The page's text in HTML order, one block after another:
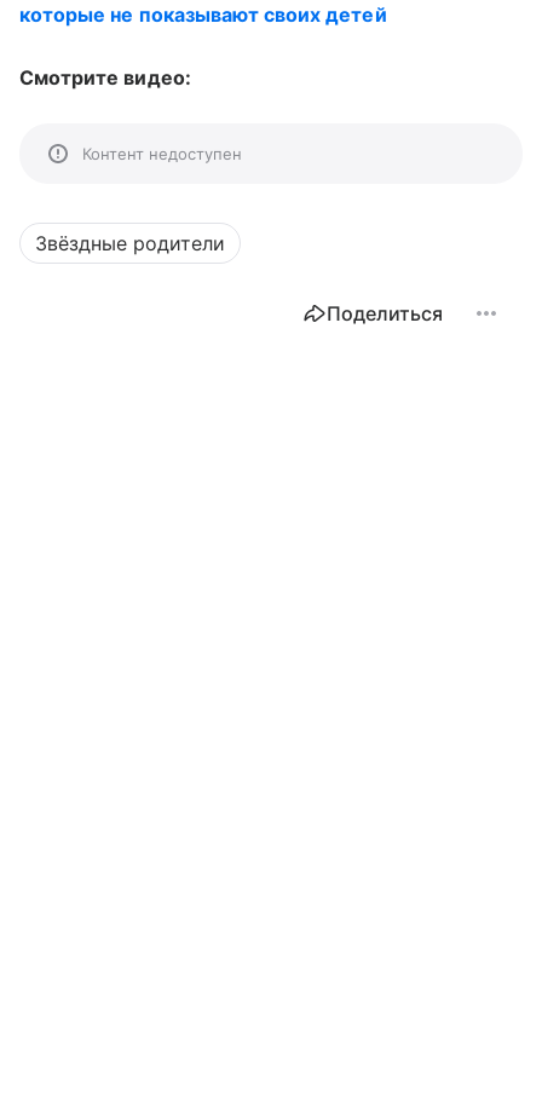
которые не показывают своих детей
Смотрите видео:
Контент недоступен
Звёздные родители
Поделиться